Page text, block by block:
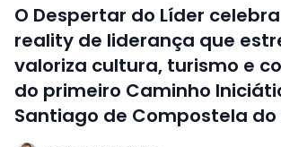
O Despertar do Líder
reality de liderança que
valoriza cultura, turismo e
do primeiro Caminho
Santiago de Compostela